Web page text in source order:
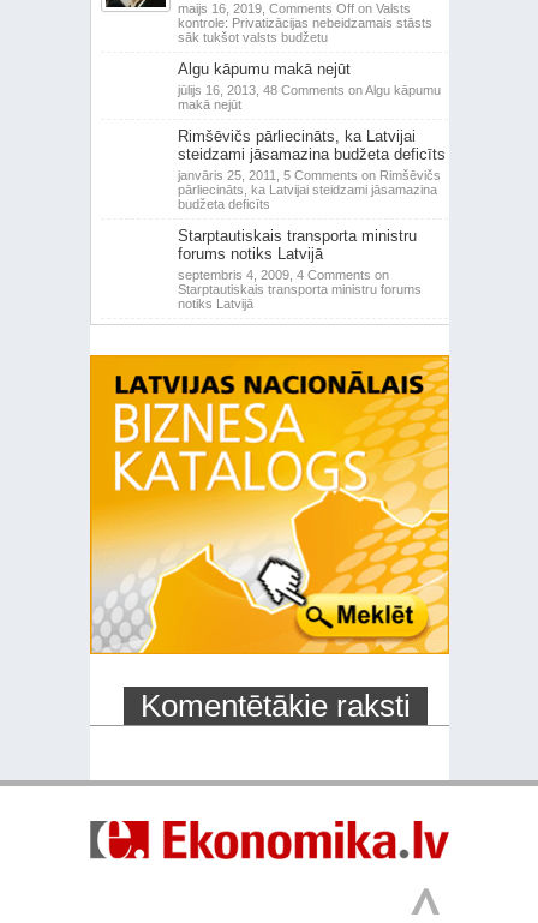
maijs 16, 2019, Comments Offon Valsts
kontrole: Privatizācijas nebeidzamais stāsts
sāk tukšot valsts budžetu
Algu kāpumu makā nejūt
jūlijs 16, 2013, 48 Comments on Algu kāpumu
makā nejūt
Rimšēvičs pārliecināts, ka Latvijai
steidzami jāsamazina budžeta deficīts
janvāris 25, 2011, 5 Comments on Rimšēvičs
pārliecināts, ka Latvijai steidzami jāsamazina
budžeta deficīts
Starptautiskais transporta ministru
forums notiks Latvijā
septembris 4, 2009, 4 Comments on
Starptautiskais transporta ministru forums
notiks Latvijā
Komentētākie raksti